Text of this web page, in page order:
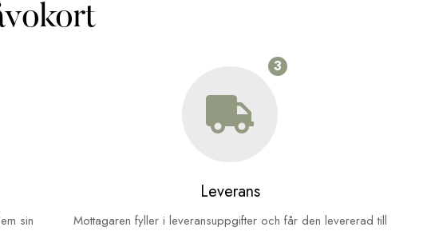
sin
3
Leverans
Mottagaren fyller i leveransuppgifter och får den levererad till